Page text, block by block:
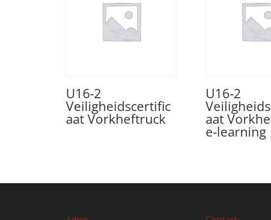
U16-2
Veiligheidscertific
aat Vorkheftruck
U16-2
aat
e-learning